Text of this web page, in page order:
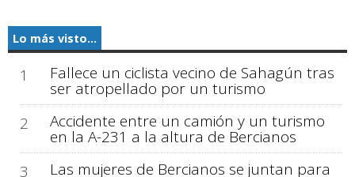
Lo más visto...
1 Fallece un ciclista vecino de Sahagún tras
ser atropellado por un turismo
2
Accidente entre un camión y un turismo
en la A-231 a la altura de Bercianos
3
Las mujeres de Bercianos se juntan para